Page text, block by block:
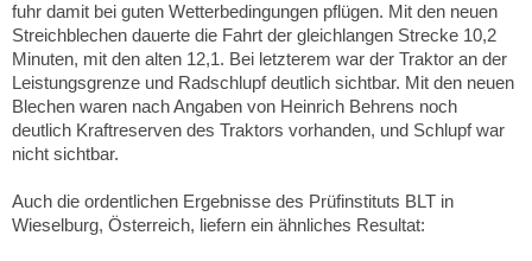
fuhr damit bei guten Wetterbedingungen pflügen. Mit den neuen
Streichblechen dauerte die Fahrt der gleichlangen Strecke 10,2
Minuten, mit den alten 12,1. Bei letzterem war der Traktor an der
Leistungsgrenze und Radschlupf deutlich sichtbar. Mit den neuen
Blechen waren nach Angaben von Heinrich Behrens noch
deutlich Kraftreserven des Traktors vorhanden, und Schlupf war
nicht sichtbar.
Auch die ordentlichen Ergebnisse des Prüfinstituts BLT in
Wieselburg, Österreich, liefern ein ähnliches Resultat: